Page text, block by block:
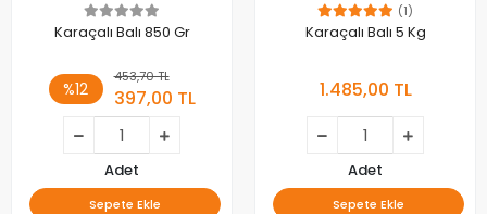
Karaçalı Balı 850 Gr
%12
453,70 TL
397,00 TL
Adet
Sepete Ekle
(1)
Karaçalı Balı 5 Kg
1.485,00 TL
Adet
Sepete Ekle